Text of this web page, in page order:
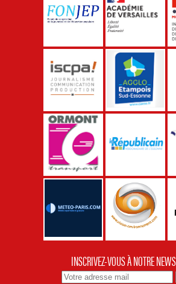
INSCRIVEZ-VOUS À NOTRE